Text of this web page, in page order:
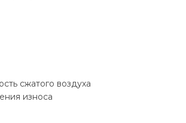
сжатого воздуха
износа